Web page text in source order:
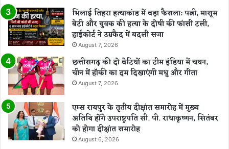
भिलाई तिहरा हत्याकांड में बड़ा फैसला: पत्नी, मासूम
बेटी और युवक की हत्या के दोषी की फांसी टली,
हाईकोर्ट ने उम्रकैद में बदली सजा
August 7, 2026
छत्तीसगढ़ की दो बेटियों का टीम इंडिया में चयन,
चीन में हॉकी का दम दिखाएंगी मधु और गीता
August 7, 2026
एम्स रायपुर के तृतीय दीक्षांत समारोह में मुख्य
अतिथि होंगे उपराष्ट्रपति सी. पी. राधाकृष्णन, सितंबर
को होगा दीक्षांत समारोह
August 6, 2026